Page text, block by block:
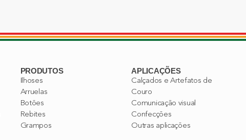
PRODUTOS
Ilhoses
Arruelas
Botões
Rebites
Grampos
APLICAÇÕES
Calçados e Artefatos de
Couro
Comunicação visual
Confecções
Outras aplicações